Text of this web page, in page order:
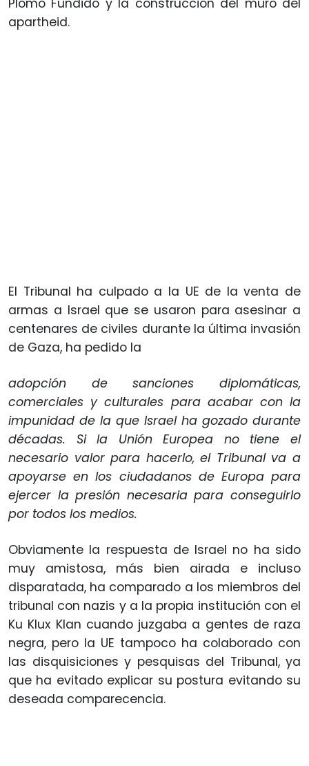
Plomo Fundido y la construcción del muro del
apartheid.
El Tribunal ha culpado a la UE de la venta de
armas a Israel que se usaron para asesinar a
centenares de civiles durante la última invasión
de Gaza, ha pedido la
adopción de sanciones diplomáticas,
comerciales y culturales para acabar con la
impunidad de la que Israel ha gozado durante
décadas. Si la Unión Europea no tiene el
necesario valor para hacerlo, el Tribunal va a
apoyarse en los ciudadanos de Europa para
ejercer la presión necesaria para conseguirlo
por todos los medios.
Obviamente la respuesta de Israel no ha sido
muy amistosa, más bien airada e incluso
disparatada, ha comparado a los miembros del
tribunal con nazis y a la propia institución con el
Ku Klux Klan cuando juzgaba a gentes de raza
negra, pero la UE tampoco ha colaborado con
las disquisiciones y pesquisas del Tribunal, ya
que ha evitado explicar su postura evitando su
deseada comparecencia.